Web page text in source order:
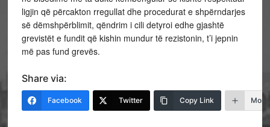
ligjin që përcakton rregullat dhe procedurat e shpërndarjes
së dëmshpërblimit, qëndrim i cili detyroi edhe gjashtë
grevistët e fundit që kishin mundur të rezistonin, t’i jepnin
më pas fund grevës.
Share via:
Facebook Twitter Copy Link More